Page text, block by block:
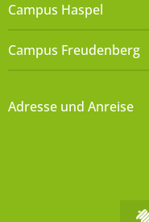
Campus Haspel
Campus Freudenberg
Adresse und Anreise